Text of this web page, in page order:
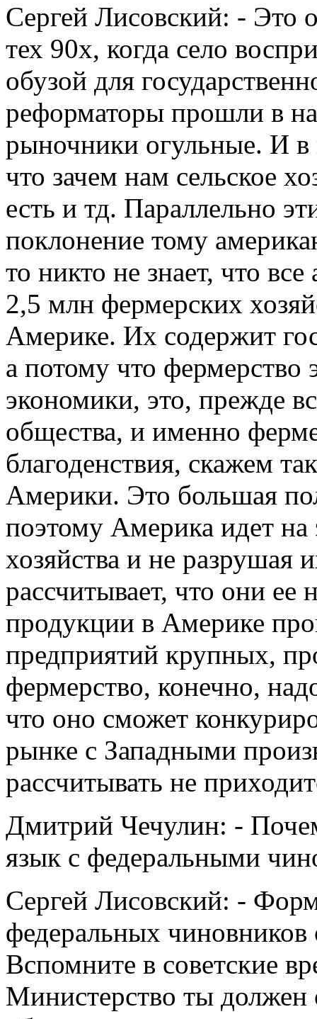
Сергей Лисовский: - Это
тех 90х, когда село
обузой для
реформаторы прошли в
рыночники огульные. И в
что зачем нам сельское
есть и тд. Параллельно
поклонение тому
то никто не знает, что
2,5 млн фермерских
Америке. Их содержит
а потому что фермерство
экономики, это, прежде
общества, и именно
благоденствия, скажем
Америки. Это большая
поэтому Америка идет
хозяйства и не разрушая
рассчитывает, что они ее
продукции в Америке
предприятий крупных,
фермерство, конечно,
что оно сможет
рынке с Западными
рассчитывать не
Дмитрий Чечулин: -
язык с федеральными
Сергей Лисовский: -
федеральных чиновников
Вспомните в советские
Министерство ты должен